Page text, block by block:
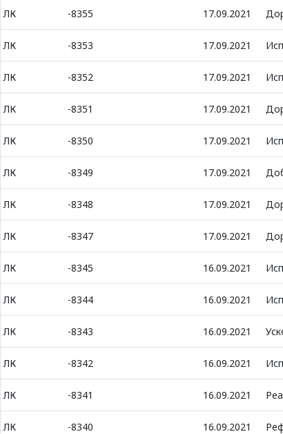
ЛК -8355 17.09.2021
ЛК -8353 17.09.2021
ЛК -8352 17.09.2021
ЛК -8351 17.09.2021
ЛК -8350 17.09.2021
ЛК -8349 17.09.2021
ЛК -8348 17.09.2021
ЛК -8347 17.09.2021
ЛК -8345 16.09.2021
ЛК -8344 16.09.2021
ЛК -8343 16.09.2021
ЛК -8342 16.09.2021
ЛК -8341 16.09.2021
ЛК -8340 16.09.2021